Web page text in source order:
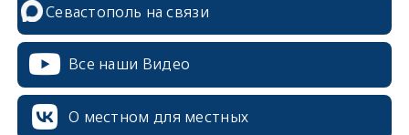
Севастополь на связи
Все наши Видео
О местном для местных